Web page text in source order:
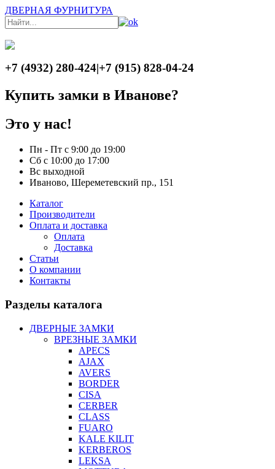
ДВЕРНАЯ ФУРНИТУРА
+7 (4932) 280-424|+7 (915) 828-04-24
Купить замки в Иванове?
Это у нас!
Пн - Пт с 9:00 до 19:00
Сб с 10:00 до 17:00
Вс выходной
Иваново, Шереметевский пр., 151
Каталог
Производители
Оплата и доставка
Оплата
Доставка
Статьи
О компании
Контакты
Разделы каталога
ДВЕРНЫЕ ЗАМКИ
ВРЕЗНЫЕ ЗАМКИ
APECS
AJAX
AVERS
BORDER
CISA
CERBER
CLASS
FUARO
KALE KILIT
KERBEROS
LEKSA